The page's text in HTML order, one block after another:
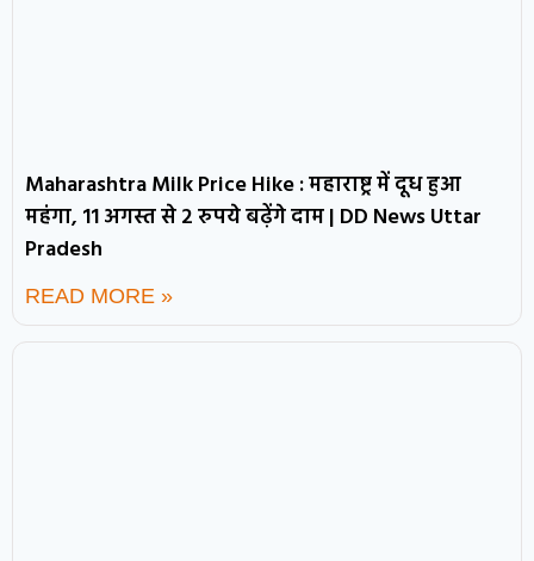
Maharashtra Milk Price Hike : महाराष्ट्र में दूध हुआ
महंगा, 11 अगस्त से 2 रुपये बढ़ेंगे दाम | DD News Uttar
Pradesh
READ MORE »